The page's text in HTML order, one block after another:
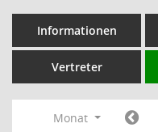
Informationen
Vertreter
Monat